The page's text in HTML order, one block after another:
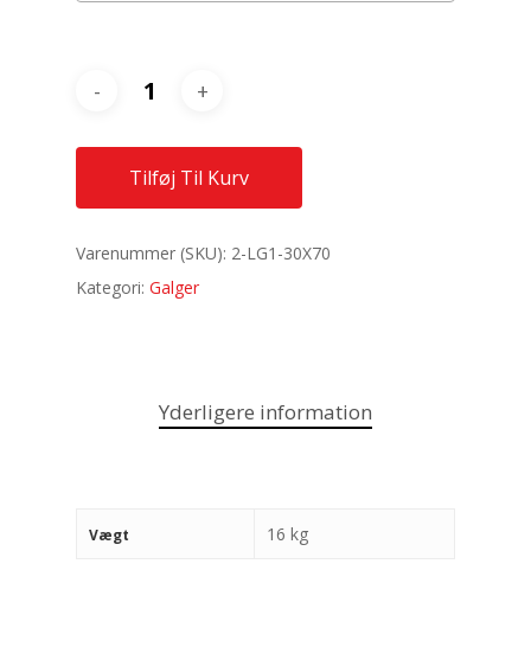
Tilføj Til Kurv
Varenummer (SKU): 2-LG1-30X70
Kategori: Galger
Yderligere information
Vægt 16 kg